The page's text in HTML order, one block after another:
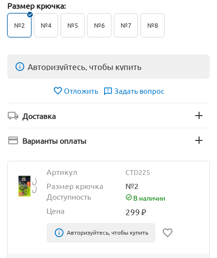
Размер крючка:
№2 №4 №5 №6 №7 №8
Авторизуйтесь, чтобы купить
Отложить Задать вопрос
Доставка
Варианты оплаты
Артикул CTD225
Размер крючка
№2
Доступность
В наличии
Цена 299₽
Авторизуйтесь, чтобы купить